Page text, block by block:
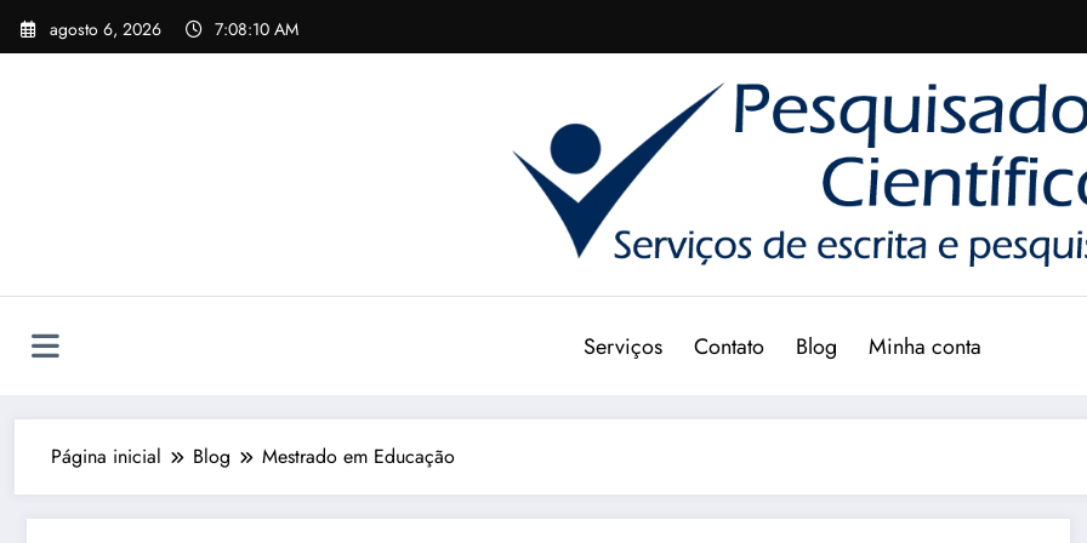
Pular
para
agosto 6, 2026 7:08:11 AM
Serviços Contato Blog Minha conta
Página inicial Blog Mestrado em Educação